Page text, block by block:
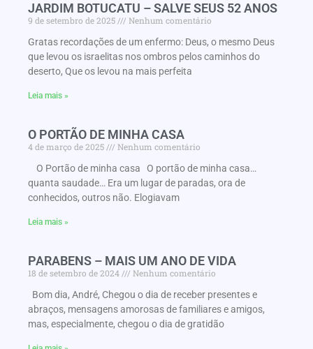
JARDIM BOTUCATU – SALVE SEUS 52 ANOS
9 de setembro de 2025
Nenhum comentário
Gratas recordações de um enfermo: Deus, o mesmo Deus
que levou os israelitas nos ombros pelos caminhos do
deserto, Que os levou na mais perfeita
Leia mais »
O PORTÃO DE MINHA CASA
4 de março de 2025
Nenhum comentário
O Portão de minha casa O portão de minha casa…
quanta saudade… Era um lugar de paradas, ora de
conhecidos, outros não. Elogiavam
Leia mais »
PARABENS – MAIS UM ANO DE VIDA
18 de setembro de 2024
Nenhum comentário
Bom dia, André, Chegou o dia de receber presentes e
abraços, mensagens amorosas de familiares e amigos,
mas, especialmente, chegou o dia de gratidão